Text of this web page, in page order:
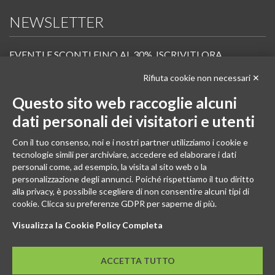
NEWSLETTER
EVENTI E SCONTI FINO AL 30%. ISCRIVITI ORA.
Scopri in anteprima i nuovi prodotti, le promozioni riservate ai professionisti e resta
Iscrivi alla Newsletter
SEGUICI
Rifiuta cookie non necessari ✕
Questo sito web raccoglie alcuni
dati personali dei visitatori e utenti
Con il tuo consenso, noi e i nostri partner utilizziamo i cookie e
tecnologie simili per archiviare, accedere ed elaborare i dati
personali come, ad esempio, la visita al sito web o la
personalizzazione degli annunci. Poiché rispettiamo il tuo diritto
alla privacy, è possibile scegliere di non consentire alcuni tipi di
cookie. Clicca su preferenze GDPR per saperne di più.
Visualizza la Cookie Policy Completa
ACCETTA TUTTO